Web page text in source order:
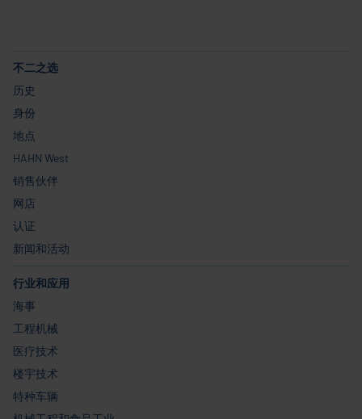
不二之选
历史
身份
地点
HAHN West
销售伙伴
网店
认证
新闻和活动
行业和应用
海事
工程机械
医疗技术
楼宇技术
特种车辆